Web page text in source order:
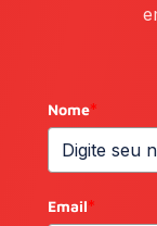
Nome*
Email*